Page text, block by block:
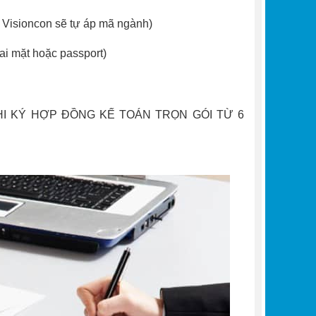
sẽ tự áp mã ngành)
mặt hoặc passport)
KÝ HỢP ĐỒNG KẾ TOÁN TRỌN GÓI TỪ 6